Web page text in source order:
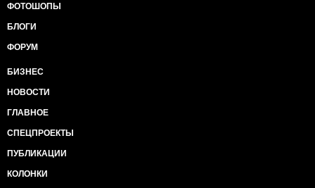
ФОТОШОПЫ
БЛОГИ
ФОРУМ
БИЗНЕС
НОВОСТИ
ГЛАВНОЕ
СПЕЦПРОЕКТЫ
ПУБЛИКАЦИИ
КОЛОНКИ